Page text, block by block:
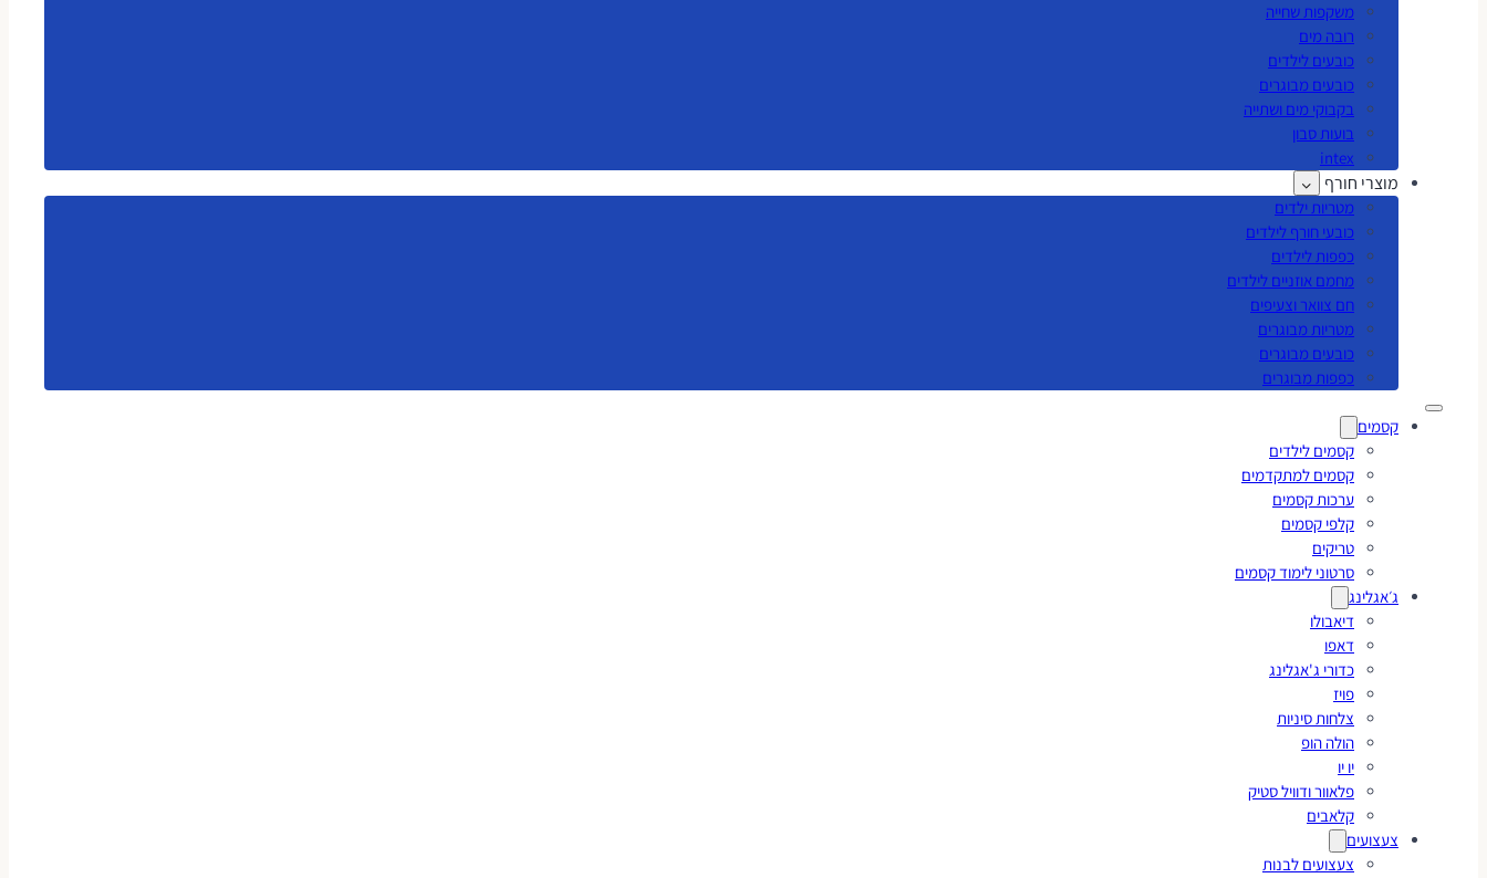
משקפות שחייה
רובה מים
כובעים לילדים
כובעים מבוגרים
בקבוקי מים ושתייה
בועות סבון
intex
מוצרי חורף
מטריות ילדים
כובעי חורף לילדים
כפפות לילדים
מחמם אוזניים לילדים
חם צוואר וצעיפים
מטריות מבוגרים
כובעים מבוגרים
כפפות מבוגרים
קסמים
קסמים לילדים
קסמים למתקדמים
ערכות קסמים
קלפי קסמים
טריקים
סרטוני לימוד קסמים
ג׳אגלינג
דיאבולו
דאפו
כדורי ג'אגלינג
פויז
צלחות סיניות
הולה הופ
יו יו
פלאוור ודוויל סטיק
קלאבים
צעצועים
צעצועים לבנות